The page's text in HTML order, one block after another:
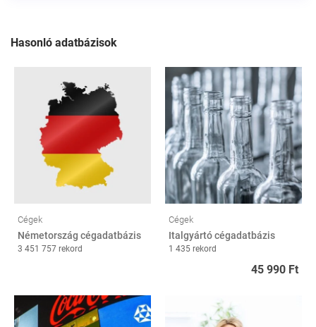
Hasonló adatbázisok
Cégek
Németország cégadatbázis
3 451 757 rekord
Cégek
Italgyártó cégadatbázis
1 435 rekord
45 990 Ft